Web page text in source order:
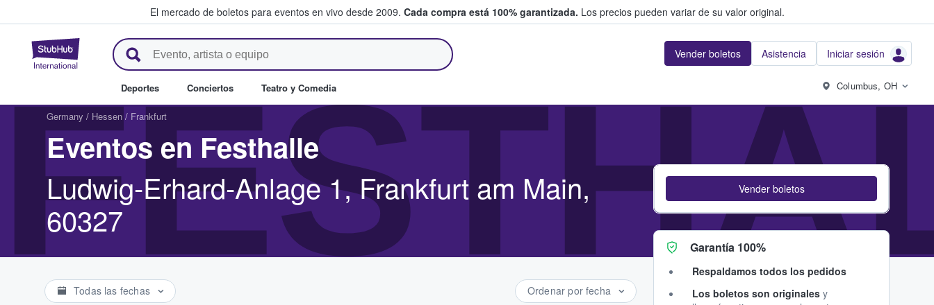
El mercado de boletos para eventos en vivo desde 2009. Cada compra está 100% garantizada. Los precios pueden variar de su valor original.
StubHub: donde los fans compran y venden boletos Vender boletos Asistencia Iniciar sesión
Deportes Conciertos Teatro y Comedia Columbus, OH
Germany / Hessen / Frankfurt
Eventos en Festhalle
Ludwig-Erhard-Anlage 1, Frankfurt am Main,
60327
Todas las fechas Ordenar por fecha
Vender boletos
Garantía 100%
Respaldamos todos los pedidos
Los boletos son originales y